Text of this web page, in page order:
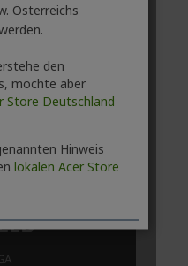
Österreichs
den
möchte aber
Store Deutschland
Hinweis
lokalen Acer Store